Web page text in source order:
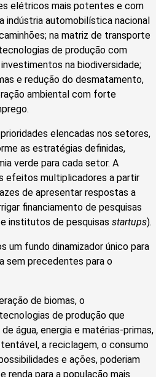
elétricos mais potentes e com
indústria automobilística nacional
na matriz de transporte
de produção com
na biodiversidade;
e redução do desmatamento,
ambiental com forte
elencadas nos setores,
as estratégias definidas,
verde para cada setor. A
efeitos multiplicadores a partir
de apresentar respostas a
financiamento de pesquisas
institutos de pesquisas startups).
um fundo dinamizador único para
sem precedentes para o
de biomas, o
de produção que
água, energia e matérias-primas,
a reciclagem, o consumo
e ações, poderiam
renda para a população mais